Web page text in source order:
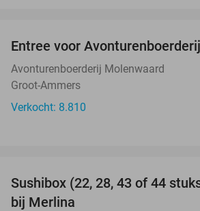
Entree voor
Avonturenboerderij Molenwaard
Groot-Ammers
Verkocht: 8.810
Sushibox (22, 28, 43 of 44
bij Merlina